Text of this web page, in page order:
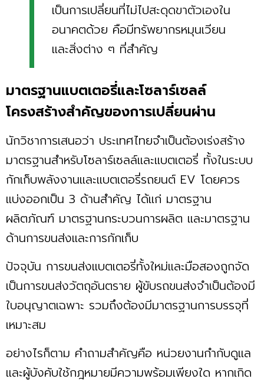
เป็นการเปลี่ยนที่ไม่ไปสะดุดขาตัวเองใน
อนาคตด้วย คือมีทรัพยากรหมุนเวียน
และสิ่งต่าง ๆ ที่สำคัญ
มาตรฐานแบตเตอรี่และโซลาร์เซลล์
โครงสร้างสำคัญของการเปลี่ยนผ่าน
นักวิชาการเสนอว่า ประเทศไทยจำเป็นต้องเร่งสร้าง
มาตรฐานสำหรับโซลาร์เซลล์และแบตเตอรี่ ทั้งในระบบ
กักเก็บพลังงานและแบตเตอรี่รถยนต์ EV โดยควร
แบ่งออกเป็น 3 ด้านสำคัญ ได้แก่ มาตรฐาน
ผลิตภัณฑ์ มาตรฐานกระบวนการผลิต และมาตรฐาน
ด้านการขนส่งและการกักเก็บ
ปัจจุบัน การขนส่งแบตเตอรี่ทั้งใหม่และมือสองถูกจัด
เป็นการขนส่งวัตถุอันตราย ผู้ขับรถขนส่งจำเป็นต้องมี
ใบอนุญาตเฉพาะ รวมถึงต้องมีมาตรฐานการบรรจุที่
เหมาะสม
อย่างไรก็ตาม คำถามสำคัญคือ หน่วยงานกำกับดูแล
และผู้บังคับใช้กฎหมายมีความพร้อมเพียงใด หากเกิด